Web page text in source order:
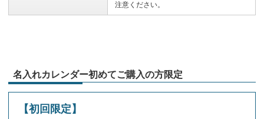
注意ください。
名入れカレンダー初めてご購入の方限定
【初回限定】